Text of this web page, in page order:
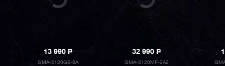
13 990P
GMA-S120GS-8A
32 990P
GMA-S120MF-2A2